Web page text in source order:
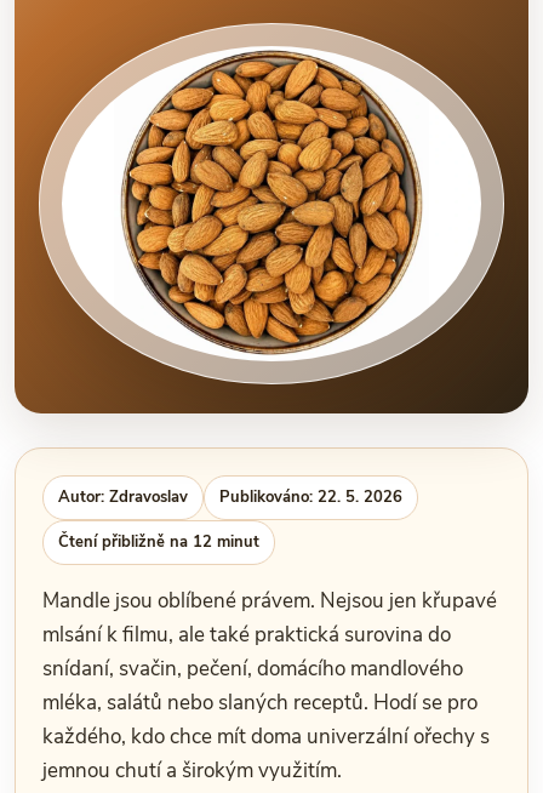
Autor: Zdravoslav Publikováno: 22. 5. 2026
Čtení přibližně na 12 minut
Mandle jsou oblíbené právem. Nejsou jen křupavé
mlsání k filmu, ale také praktická surovina do
snídaní, svačin, pečení, domácího mandlového
mléka, salátů nebo slaných receptů. Hodí se pro
každého, kdo chce mít doma univerzální ořechy s
jemnou chutí a širokým využitím.